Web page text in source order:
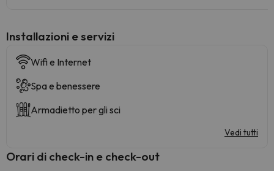
Installazioni e servizi
Wifi e Internet
Spa e benessere
Armadietto per gli sci
Vedi tutti
Orari di check-in e check-out